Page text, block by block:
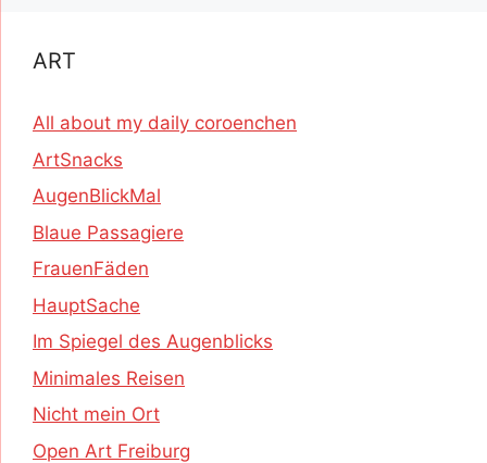
ART
All about my daily coroenchen
ArtSnacks
AugenBlickMal
Blaue Passagiere
FrauenFäden
HauptSache
Im Spiegel des Augenblicks
Minimales Reisen
Nicht mein Ort
Open Art Freiburg